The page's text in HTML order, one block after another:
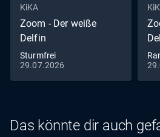
KiKA
Zoom - Der weiße
Delfin
Sturmfrei
29.07.2026
Das könnte dir auch